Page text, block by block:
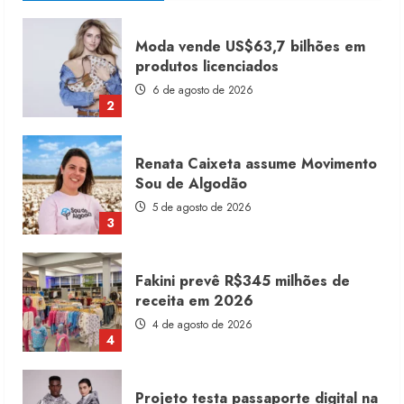
3
Renata Caixeta assume Movimento
Sou de Algodão
5 de agosto de 2026
4
Fakini prevê R$345 milhões de
receita em 2026
4 de agosto de 2026
5
Projeto testa passaporte digital na
moda nacional
4 de agosto de 2026
Dia dos Pais reforça retomada da